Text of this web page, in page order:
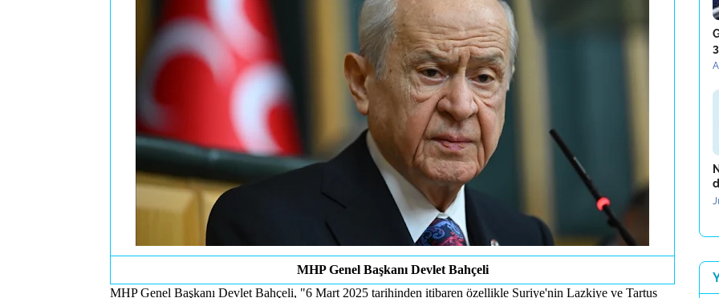
MHP Genel Başkanı Devlet Bahçeli
MHP Genel Başkanı Devlet Bahçeli, "6 Mart 2025 tarihinden itibaren özellikle Suriye'nin Lazkiye ve Tartus